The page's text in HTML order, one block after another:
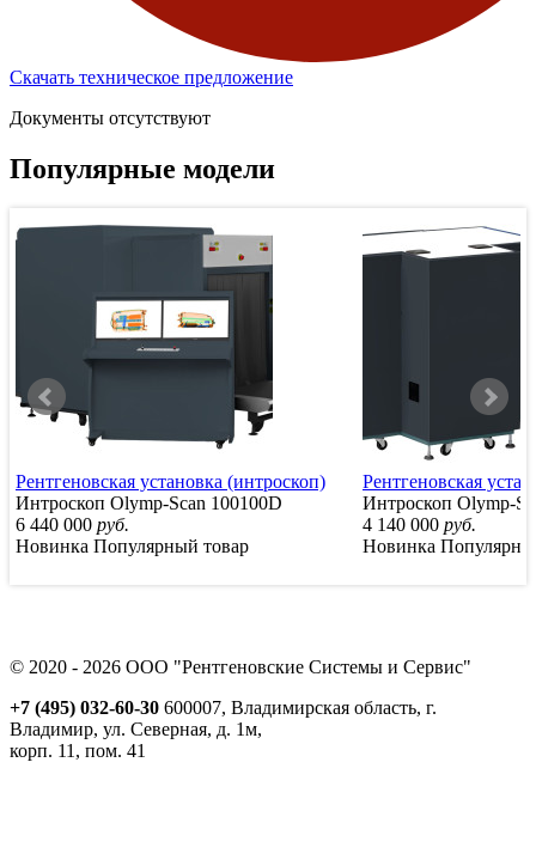
Скачать техническое предложение
Документы отсутствуют
Популярные модели
Рентгеновская установка (интроскоп)
Интроскоп Olymp-Scan 100100D
6 440 000 руб.
Новинка Популярный товар
Рентгеновская
Интроскоп Olymp-
4 140 000 руб.
Новинка
© 2020 - 2026 ООО "Рентгеновские Системы и Сервис"
+7 (495) 032-60-30 600007, Владимирская область, г.
Владимир, ул. Северная, д. 1м,
корп. 11, пом. 41